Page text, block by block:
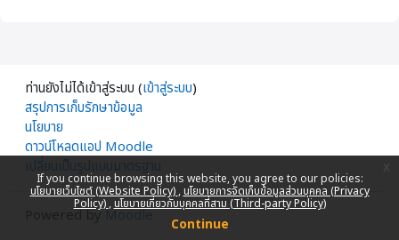
If you continue browsing this website, you agree to our policies:
นโยบายเว็บไซต์ (Website Policy) นโยบายการจัดเก็บข้อมูลส่วนบุคคล (Privacy
Policy) นโยบายเกี่ยวกับบุคคลที่สาม (Third-party Policy)
Continue
ท่านยังไม่ได้เข้าสู่ระบบ (เข้าสู่ระบบ)
สรุปการเก็บรักษาข้อมูล
นโยบาย
ดาวน์โหลดแอป Moodle
เปลี่ยนเป็นรูปแบบมาตรฐาน
Powered byMoodle